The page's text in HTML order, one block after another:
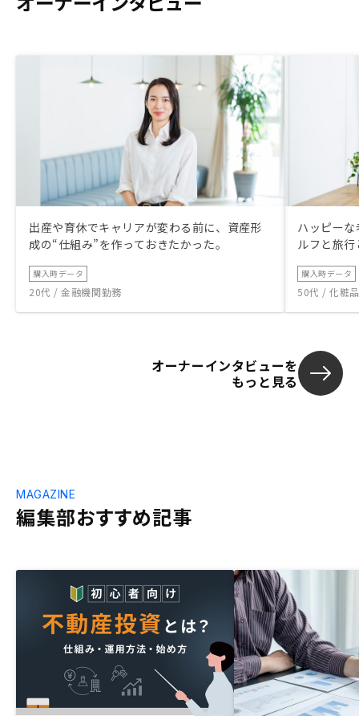
出産や育休でキャリアが変わる前に、資産形
成の“仕組み”を作っておきたかった。
購入時データ
20代 / 金融機関勤務
ハッピー
ルフと旅
購入時データ
50代 / 化粧
オーナーインタビューを
もっと見る
編集部おすすめ記事
MAGAZINE